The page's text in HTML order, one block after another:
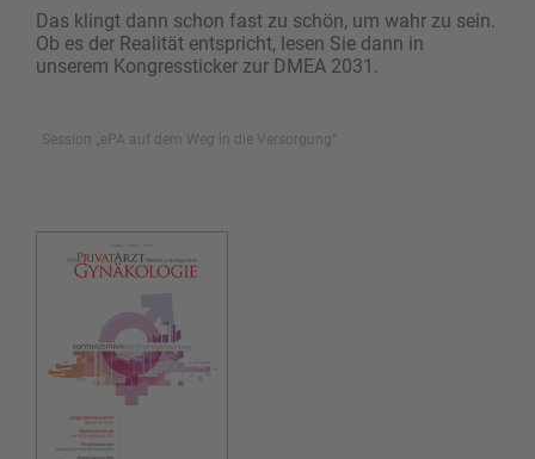
Das klingt dann schon fast zu schön, um wahr zu sein.
Ob es der Realität entspricht, lesen Sie dann in
unserem Kongressticker zur DMEA 2031.
Session „ePA auf dem Weg in die Versorgung“